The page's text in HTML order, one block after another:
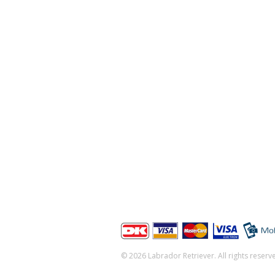
© 2026 Labrador Retriever. All rights